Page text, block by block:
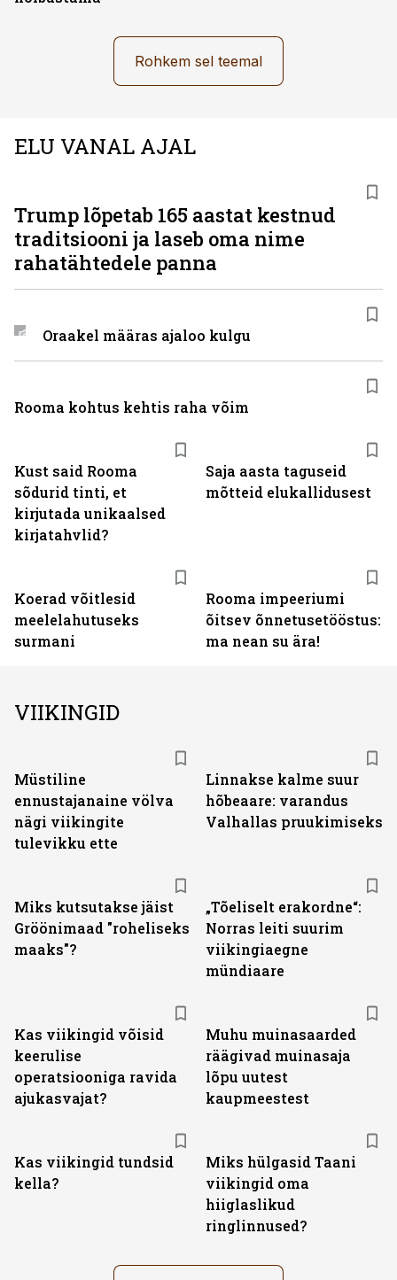
Rohkem sel teemal
ELU VANAL AJAL
Kust said Rooma
sõdurid tinti, et
kirjutada unikaalsed
kirjatahvlid?
Saja aasta taguseid
mõtteid elukallidusest
Koerad võitlesid
meelelahutuseks
surmani
Rooma impeeriumi
õitsev õnnetusetööstus:
ma nean su ära!
Trump lõpetab 165 aastat kestnud
traditsiooni ja laseb oma nime
rahatähtedele panna
Oraakel määras ajaloo kulgu
Rooma kohtus kehtis raha võim
VIIKINGID
Müstiline
ennustajanaine völva
nägi viikingite
tulevikku ette
Linnakse kalme suur
hõbeaare: varandus
Valhallas pruukimiseks
Miks kutsutakse jäist
Gröönimaad "roheliseks
maaks"?
„Tõeliselt erakordne“:
Norras leiti suurim
viikingiaegne
mündiaare
Kas viikingid võisid
keerulise
operatsiooniga ravida
ajukasvajat?
Muhu muinasaarded
räägivad muinasaja
lõpu uutest
kaupmeestest
Kas viikingid tundsid
kella?
Miks hülgasid Taani
viikingid oma
hiiglaslikud
ringlinnused?